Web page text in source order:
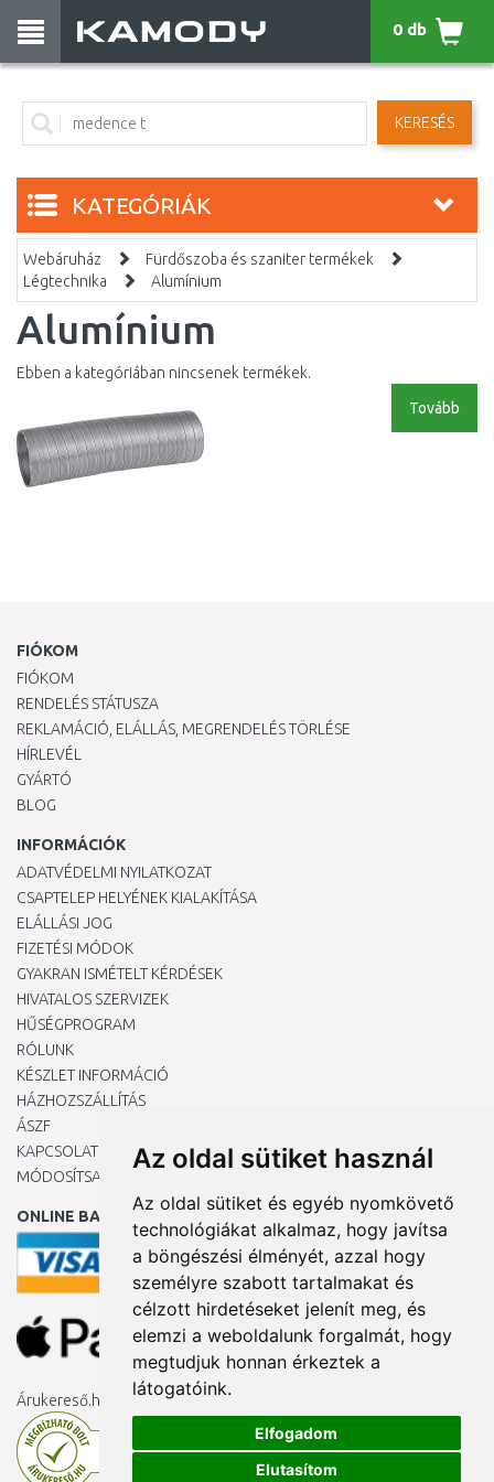
Az oldal sütiket használ
Az oldal sütiket és egyéb nyomkövető
technológiákat alkalmaz, hogy javítsa
a böngészési élményét, azzal hogy
személyre szabott tartalmakat és
célzott hirdetéseket jelenít meg, és
elemzi a weboldalunk forgalmát, hogy
megtudjuk honnan érkeztek a
látogatóink.
Elfogadom
Elutasítom
KERESÉS
0 db
KATEGÓRIÁK
Webáruház
Fürdőszoba és szaniter termékek
Légtechnika
Alumínium
Alumínium
Ebben a kategóriában nincsenek termékek.
Tovább
FIÓKOM
FIÓKOM
RENDELÉS STÁTUSZA
REKLAMÁCIÓ, ELÁLLÁS, MEGRENDELÉS TÖRLÉSE
HÍRLEVÉL
GYÁRTÓ
BLOG
INFORMÁCIÓK
ADATVÉDELMI NYILATKOZAT
CSAPTELEP HELYÉNEK KIALAKÍTÁSA
ELÁLLÁSI JOG
FIZETÉSI MÓDOK
GYAKRAN ISMÉTELT KÉRDÉSEK
HIVATALOS SZERVIZEK
HŰSÉGPROGRAM
RÓLUNK
KÉSZLET INFORMÁCIÓ
HÁZHOZSZÁLLÍTÁS
ÁSZF
KAPCSOLAT
MÓDOSÍTSA A COOKIE-BEÁLLÍTÁSAIMAT
ONLINE BANKKÁRTYÁVAL
Árukereső.hu